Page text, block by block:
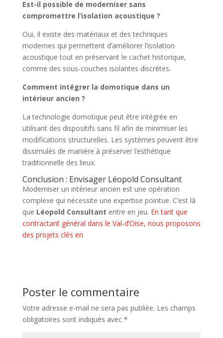
Est-il possible de moderniser sans
compromettre l’isolation acoustique ?
Oui, il existe des matériaux et des techniques
modernes qui permettent d’améliorer l’isolation
acoustique tout en préservant le cachet historique,
comme des sous-couches isolantes discrètes.
Comment intégrer la domotique dans un
intérieur ancien ?
La technologie domotique peut être intégrée en
utilisant des dispositifs sans fil afin de minimiser les
modifications structurelles. Les systèmes peuvent être
dissimulés de manière à préserver l’esthétique
traditionnelle des lieux.
Conclusion : Envisager Léopold Consultant
Moderniser un intérieur ancien est une opération
complexe qui nécessite une expertise pointue. C’est là
que Léopold Consultant entre en jeu. En tant que
contractant général dans le Val-d’Oise, nous proposons
des projets clés en
Poster le commentaire
Votre adresse e-mail ne sera pas publiée. Les champs
obligatoires sont indiqués avec *